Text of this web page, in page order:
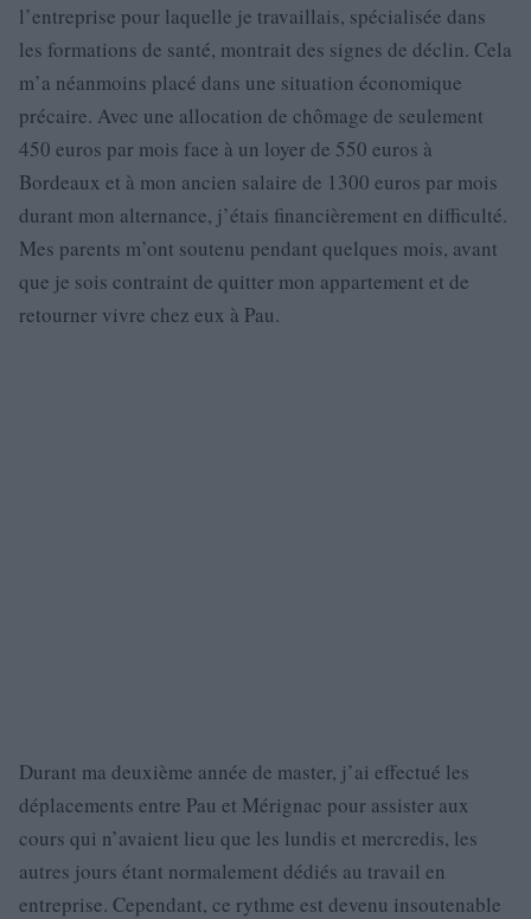
l’entreprise pour laquelle je travaillais, spécialisée dans
les formations de santé, montrait des signes de déclin. Cela
m’a néanmoins placé dans une situation économique
précaire. Avec une allocation de chômage de seulement
450 euros par mois face à un loyer de 550 euros à
Bordeaux et à mon ancien salaire de 1300 euros par mois
durant mon alternance, j’étais financièrement en difficulté.
Mes parents m’ont soutenu pendant quelques mois, avant
que je sois contraint de quitter mon appartement et de
retourner vivre chez eux à Pau.
Durant ma deuxième année de master, j’ai effectué les
déplacements entre Pau et Mérignac pour assister aux
cours qui n’avaient lieu que les lundis et mercredis, les
autres jours étant normalement dédiés au travail en
entreprise. Cependant, ce rythme est devenu insoutenable